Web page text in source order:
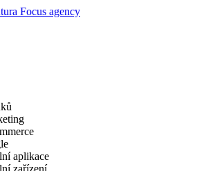
aplikace
zařízení